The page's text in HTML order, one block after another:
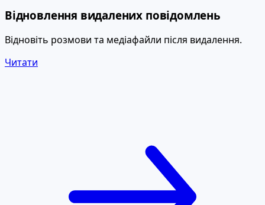
Відновлення видалених повідомлень
Відновіть розмови та медіафайли після видалення.
Читати